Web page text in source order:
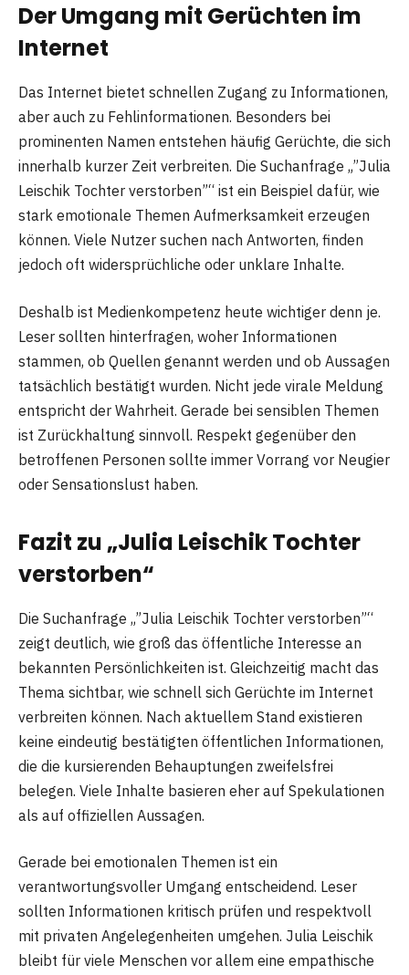
Der Umgang mit Gerüchten im
Internet
Das Internet bietet schnellen Zugang zu Informationen,
aber auch zu Fehlinformationen. Besonders bei
prominenten Namen entstehen häufig Gerüchte, die sich
innerhalb kurzer Zeit verbreiten. Die Suchanfrage „”Julia
Leischik Tochter verstorben”“ ist ein Beispiel dafür, wie
stark emotionale Themen Aufmerksamkeit erzeugen
können. Viele Nutzer suchen nach Antworten, finden
jedoch oft widersprüchliche oder unklare Inhalte.
Deshalb ist Medienkompetenz heute wichtiger denn je.
Leser sollten hinterfragen, woher Informationen
stammen, ob Quellen genannt werden und ob Aussagen
tatsächlich bestätigt wurden. Nicht jede virale Meldung
entspricht der Wahrheit. Gerade bei sensiblen Themen
ist Zurückhaltung sinnvoll. Respekt gegenüber den
betroffenen Personen sollte immer Vorrang vor Neugier
oder Sensationslust haben.
Fazit zu „Julia Leischik Tochter
verstorben“
Die Suchanfrage „”Julia Leischik Tochter verstorben”“
zeigt deutlich, wie groß das öffentliche Interesse an
bekannten Persönlichkeiten ist. Gleichzeitig macht das
Thema sichtbar, wie schnell sich Gerüchte im Internet
verbreiten können. Nach aktuellem Stand existieren
keine eindeutig bestätigten öffentlichen Informationen,
die die kursierenden Behauptungen zweifelsfrei
belegen. Viele Inhalte basieren eher auf Spekulationen
als auf offiziellen Aussagen.
Gerade bei emotionalen Themen ist ein
verantwortungsvoller Umgang entscheidend. Leser
sollten Informationen kritisch prüfen und respektvoll
mit privaten Angelegenheiten umgehen. Julia Leischik
bleibt für viele Menschen vor allem eine empathische